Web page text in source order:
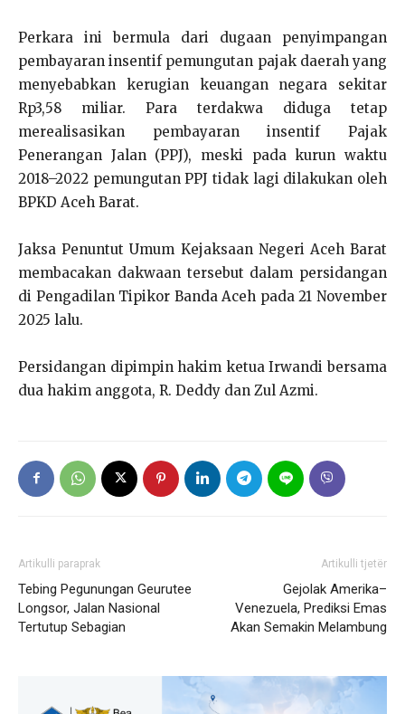
Perkara ini bermula dari dugaan penyimpangan
pembayaran insentif pemungutan pajak daerah yang
menyebabkan kerugian keuangan negara sekitar
Rp3,58 miliar. Para terdakwa diduga tetap
merealisasikan pembayaran insentif Pajak
Penerangan Jalan (PPJ), meski pada kurun waktu
2018–2022 pemungutan PPJ tidak lagi dilakukan oleh
BPKD Aceh Barat.
Jaksa Penuntut Umum Kejaksaan Negeri Aceh Barat
membacakan dakwaan tersebut dalam persidangan
di Pengadilan Tipikor Banda Aceh pada 21 November
2025 lalu.
Persidangan dipimpin hakim ketua Irwandi bersama
dua hakim anggota, R. Deddy dan Zul Azmi.
Artikulli paraprak
Tebing Pegunungan Geurutee
Longsor, Jalan Nasional
Tertutup Sebagian
Artikulli tjetër
Gejolak Amerika–
Venezuela, Prediksi Emas
Akan Semakin Melambung